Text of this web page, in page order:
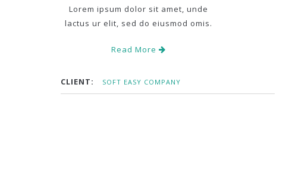
Lorem ipsum dolor sit amet, unde
lactus ur elit, sed do eiusmod omis.
Read More
CLIENT: SOFT EASY COMPANY